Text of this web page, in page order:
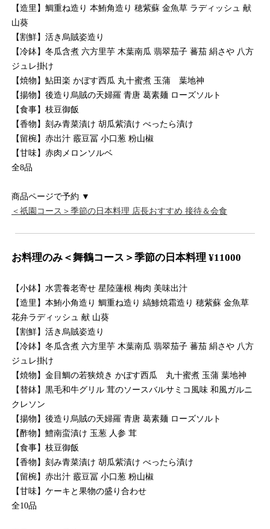
【造里】鯛重ね造り 本鮪角造り 穂紫蘇 金魚草 ラディッシュ 献
山葵
【割鮮】活き烏賊姿造り
【冷鉢】冬瓜含煮 六方里芋 木葉南瓜 翡翠茄子 蕃茄 絹さや 八方
ジュレ掛け
【焼物】鮎田楽 かぼす西瓜 丸十蜜煮 玉蒲 葉地神
【揚物】後造り烏賊の天婦羅 青唐 葛素麺 ローズソルト
【食事】枝豆御飯
【香物】刻み青菜漬け 胡瓜紫漬け べったら漬け
【留椀】赤出汁 霰豆冨 小口葱 粉山椒
【甘味】赤肉メロンソルベ
全8品
商品ページで予約 ▼
＜祇園コース＞季節の日本料理 店長おすすめ 接待＆会食
お料理のみ＜舞鶴コース＞季節の日本料理 ¥11000
【小鉢】水雲養老寄せ 星陸蓮根 梅肉 美味出汁
【造里】本鮪小角造り 鯛重ね造り 縞鯵焼霜造り 穂紫蘇 金魚草
花弁ラディッシュ 献 山葵
【割鮮】活き烏賊姿造り
【冷鉢】冬瓜含煮 六方里芋 木葉南瓜 翡翠茄子 蕃茄 絹さや 八方
ジュレ掛け
【焼物】金目鯛の若狭焼き かぼす西瓜 丸十蜜煮 玉蒲 葉地神
【替鉢】黒毛和牛グリル 茸のソースバルサミコ風味 和風ガルニ
クレソン
【揚物】後造り烏賊の天婦羅 青唐 葛素麺 ローズソルト
【酢物】鱧南蛮漬け 玉葱 人参 茸
【食事】枝豆御飯
【香物】刻み青菜漬け 胡瓜紫漬け べったら漬け
【留椀】赤出汁 霰豆冨 小口葱 粉山椒
【甘味】ケーキと果物の盛り合わせ
全10品